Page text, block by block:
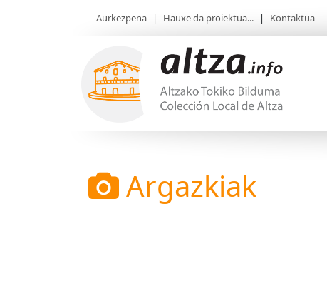
Aurkezpena | Hauxe da proiektua... | Kontaktua
Argazkiak